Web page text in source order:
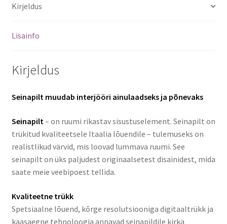
Kirjeldus
Lisainfo
Kirjeldus
Seinapilt muudab interjööri ainulaadseks ja põnevaks
Seinapilt– on ruumi rikastav sisustuselement. Seinapilt on
trükitud kvaliteetsele Itaalia lõuendile – tulemuseks on
realistlikud värvid, mis loovad lummava ruumi. See
seinapilt on üks paljudest originaalsetest disainidest, mida
saate meie veebipoest tellida.
Kvaliteetne trükk
Spetsiaalne lõuend, kõrge resolutsiooniga digitaaltrükk ja
kaasaegne tehnoloogia annavad seinapildile kirka